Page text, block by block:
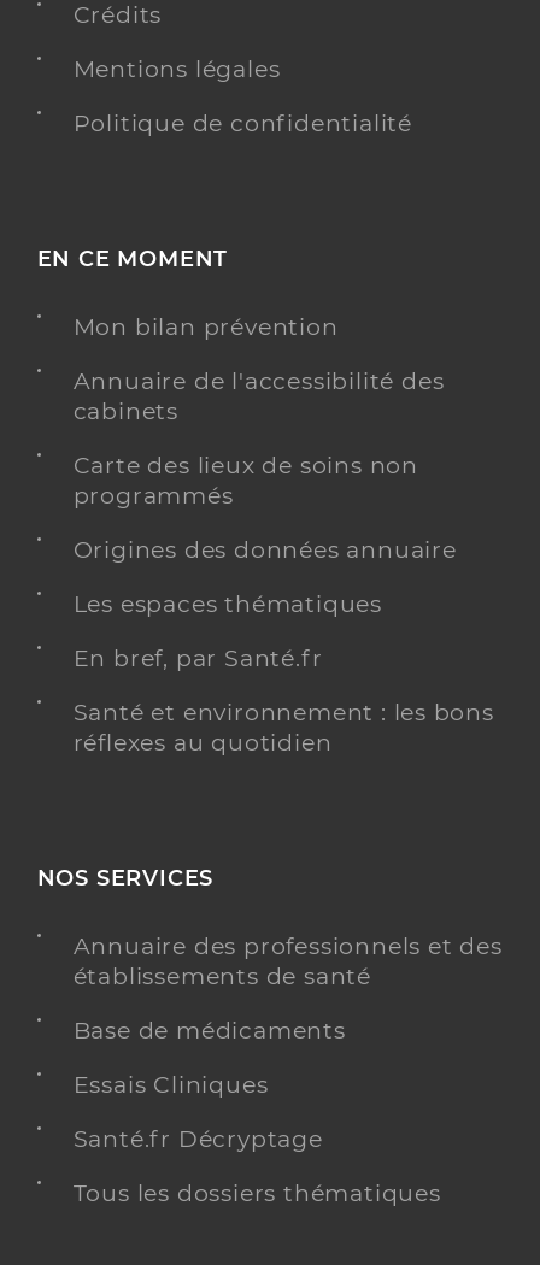
Crédits
Mentions légales
Politique de confidentialité
EN CE MOMENT
Mon bilan prévention
Annuaire de l'accessibilité des
cabinets
Carte des lieux de soins non
programmés
Origines des données annuaire
Les espaces thématiques
En bref, par Santé.fr
Santé et environnement : les bons
réflexes au quotidien
NOS SERVICES
Annuaire des professionnels et des
établissements de santé
Base de médicaments
Essais Cliniques
Santé.fr Décryptage
Tous les dossiers thématiques